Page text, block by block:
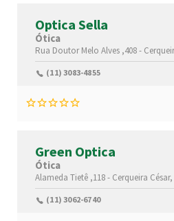
Optica Sella
Ótica
Rua Doutor Melo Alves ,408 -
(11) 3083-4855
Green Optica
Ótica
Alameda Tietê ,118 - Cerqueira César,
(11) 3062-6740